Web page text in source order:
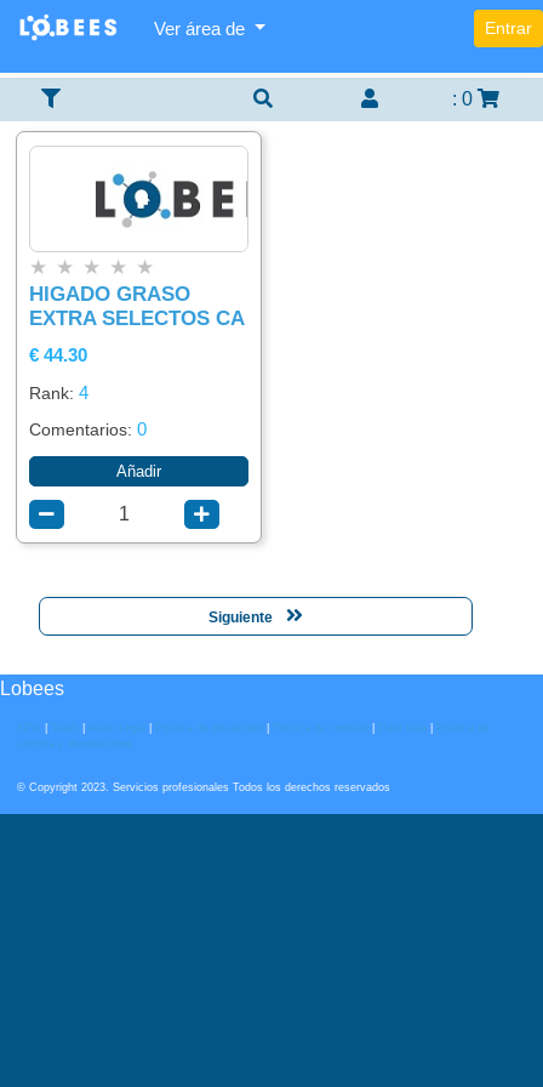
Ver área de Entrar
:0
Categorías
×
Alimentación
Bebidas
Lista
Items
×
Agregar
item
Buscador
×
★ ★ ★ ★ ★
HIGADO GRASO
EXTRA SELECTOS CA
€ 44.30
Rank:4
Comentarios:0
Añadir
Siguiente
Lobees
KPIs Team Aviso Legal Política de privacidad Política de cookies Date baja
Política de
compra y devoluciones
© Copyright 2023. Servicios profesionales Todos los derechos reservados